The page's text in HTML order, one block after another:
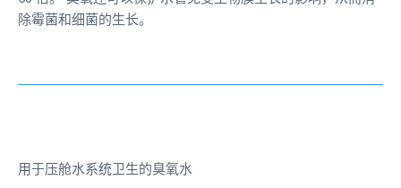
除霉菌和细菌的生长。
用于压舱水系统卫生的臭氧水